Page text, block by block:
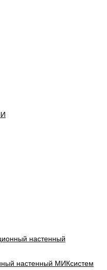
настенный
настенный МИКсистем